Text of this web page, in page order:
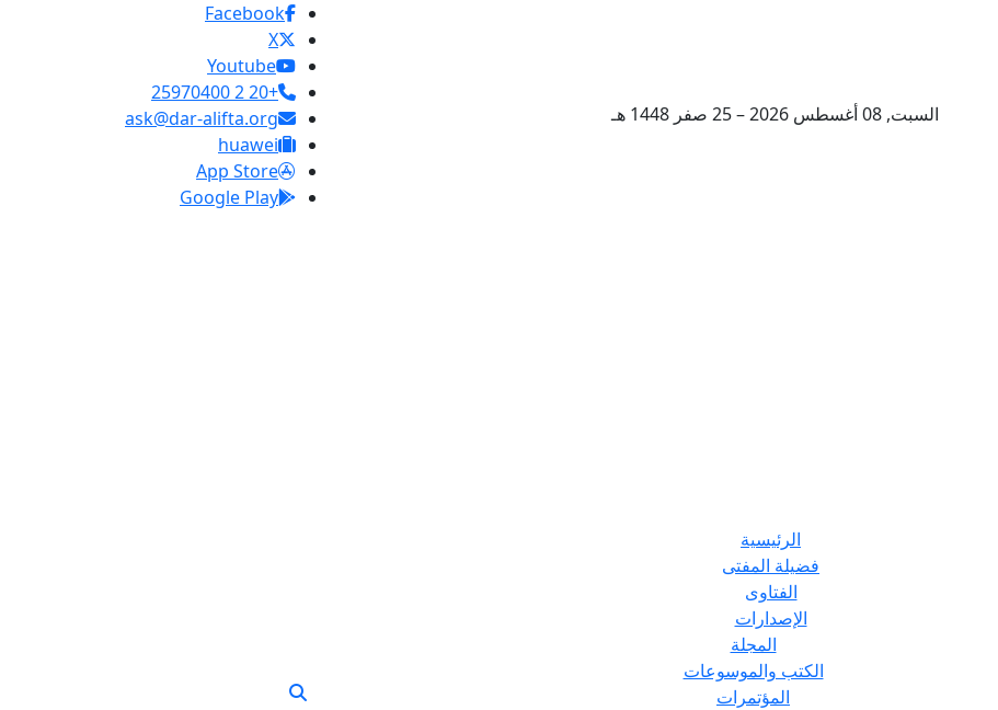
السبت, 08 أغسطس 2026 – 25 صفر 1448 هـ
Facebook
X
Youtube
+20 2 25970400
ask@dar-alifta.org
huawei
App Store
Google Play
الرئيسية
فضيلة المفتى
الفتاوى
الإصدارات
المجلة
الكتب والموسوعات
المؤتمرات